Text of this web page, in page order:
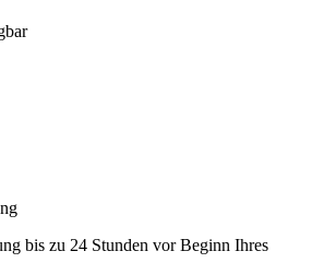
bis zu 24 Stunden vor Beginn Ihres